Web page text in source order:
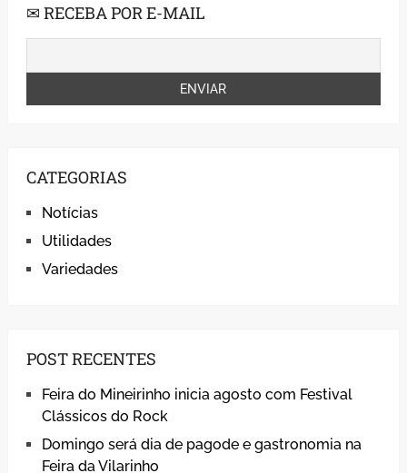
✉ RECEBA POR E-MAIL
CATEGORIAS
Notícias
Utilidades
Variedades
POST RECENTES
Feira do Mineirinho inicia agosto com Festival
Clássicos do Rock
Domingo será dia de pagode e gastronomia na
Feira da Vilarinho